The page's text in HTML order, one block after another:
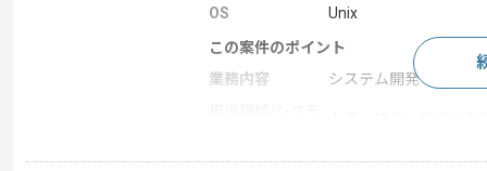
OS
Unix
この案件のポイント
業務内容
システム開発
特徴 長期プロジェクト , 上